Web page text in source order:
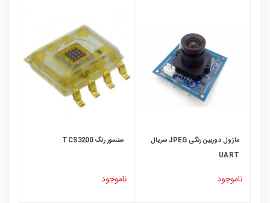
ماژول دوربین رنگی JPEG سریال
UART
ناموجود
سنسور رنگ TCS3200
ناموجود